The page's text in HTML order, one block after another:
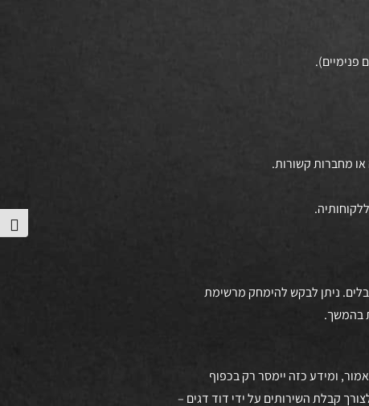
ניתן לבקש להימחק מרשימת
ומידע כזה יימסר רק בכפוף
קבלת השירותים על ידי דוד דגים –